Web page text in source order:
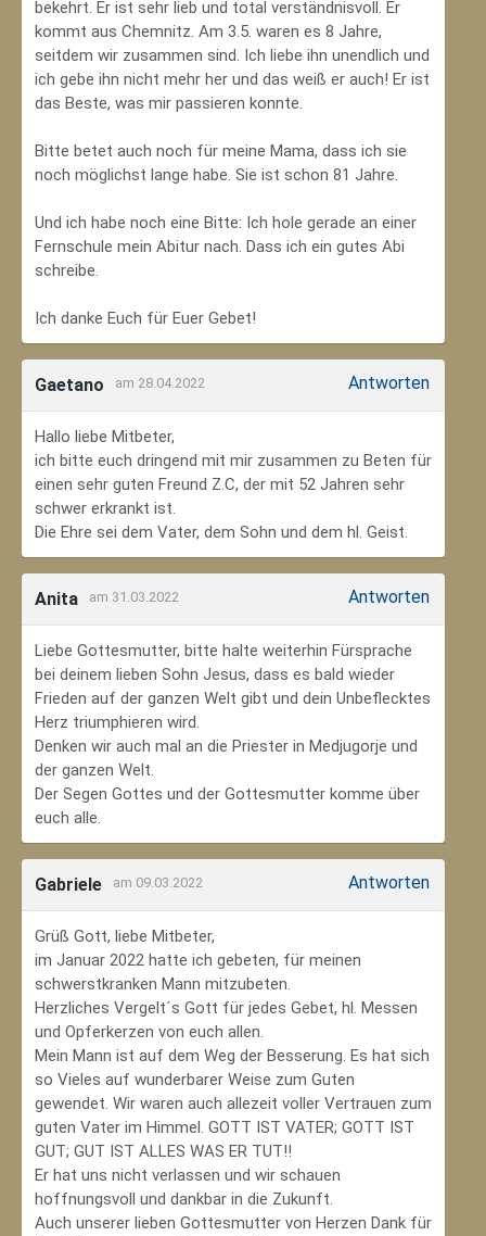
bekehrt. Er ist sehr lieb und total verständnisvoll. Er
kommt aus Chemnitz. Am 3.5. waren es 8 Jahre,
seitdem wir zusammen sind. Ich liebe ihn unendlich und
ich gebe ihn nicht mehr her und das weiß er auch! Er ist
das Beste, was mir passieren konnte.
Bitte betet auch noch für meine Mama, dass ich sie
noch möglichst lange habe. Sie ist schon 81 Jahre.
Und ich habe noch eine Bitte: Ich hole gerade an einer
Fernschule mein Abitur nach. Dass ich ein gutes Abi
schreibe.
Ich danke Euch für Euer Gebet!
Gaetano am 28.04.2022 Antworten
Hallo liebe Mitbeter,
ich bitte euch dringend mit mir zusammen zu Beten für
einen sehr guten Freund Z.C, der mit 52 Jahren sehr
schwer erkrankt ist.
Die Ehre sei dem Vater, dem Sohn und dem hl. Geist.
Anita am 31.03.2022 Antworten
Liebe Gottesmutter, bitte halte weiterhin Fürsprache
bei deinem lieben Sohn Jesus, dass es bald wieder
Frieden auf der ganzen Welt gibt und dein Unbeflecktes
Herz triumphieren wird.
Denken wir auch mal an die Priester in Medjugorje und
der ganzen Welt.
Der Segen Gottes und der Gottesmutter komme über
euch alle.
Gabriele am 09.03.2022 Antworten
Grüß Gott, liebe Mitbeter,
im Januar 2022 hatte ich gebeten, für meinen
schwerstkranken Mann mitzubeten.
Herzliches Vergelt´s Gott für jedes Gebet, hl. Messen
und Opferkerzen von euch allen.
Mein Mann ist auf dem Weg der Besserung. Es hat sich
so Vieles auf wunderbarer Weise zum Guten
gewendet. Wir waren auch allezeit voller Vertrauen zum
guten Vater im Himmel. GOTT IST VATER; GOTT IST
GUT; GUT IST ALLES WAS ER TUT!!
Er hat uns nicht verlassen und wir schauen
hoffnungsvoll und dankbar in die Zukunft.
Auch unserer lieben Gottesmutter von Herzen Dank für